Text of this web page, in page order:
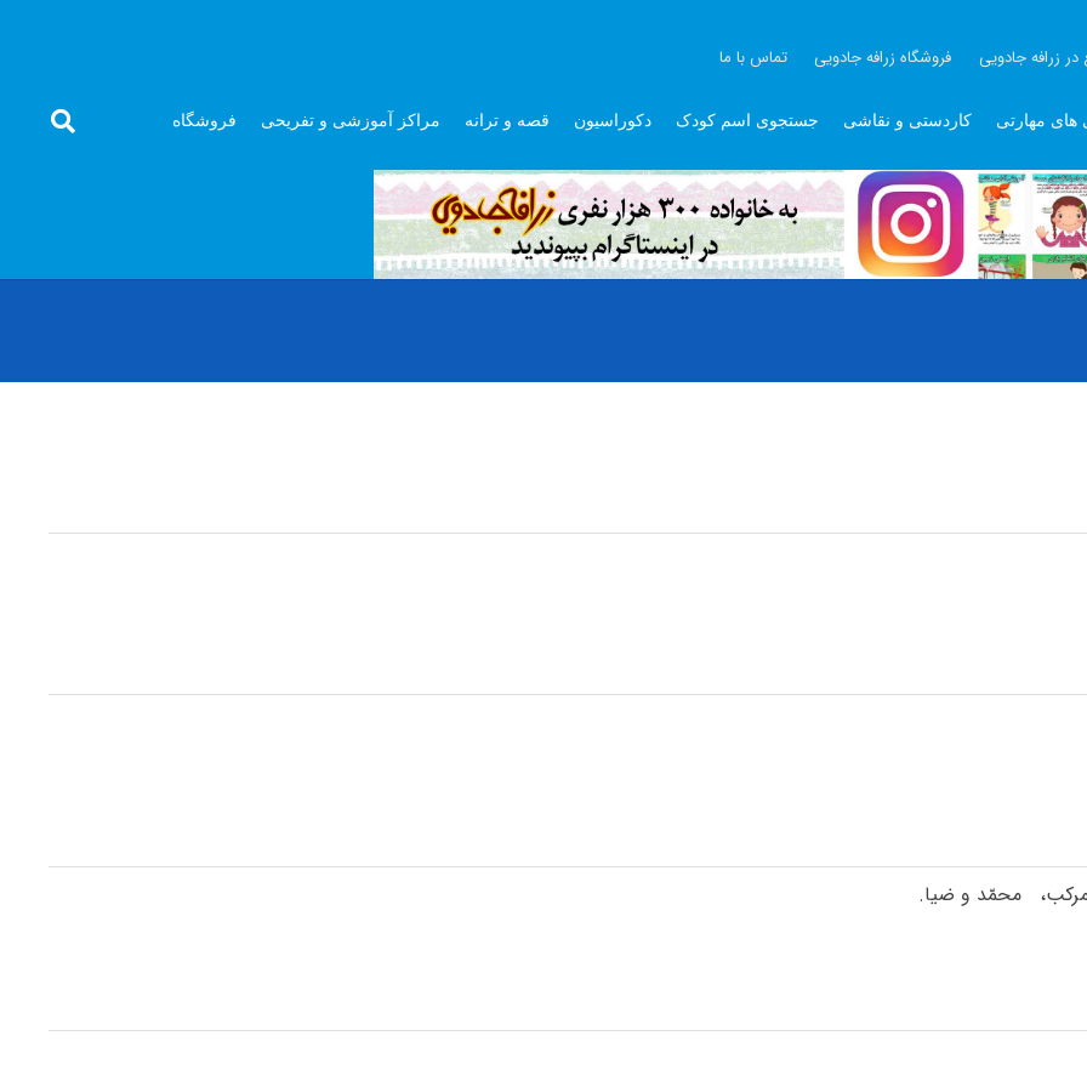
در زرافه جادویی فروشگاه زرافه جادویی تماس با ما
های مهارتی کاردستی و نقاشی جستجوی اسم کودک دکوراسیون قصه و ترانه مراکز آموزشی و تفریحی فروشگاه
مرکب، محمّد و ضیا.